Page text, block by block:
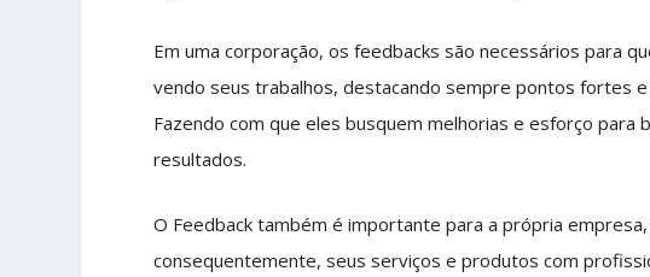
Em uma corporação, os feedbacks são necessários para
vendo seus trabalhos, destacando sempre pontos fortes
Fazendo com que eles busquem melhorias e esforço
resultados.
O Feedback também é importante para a própria
consequentemente, seus serviços e produtos com